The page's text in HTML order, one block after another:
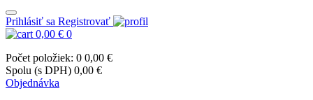
Prihlásiť sa Registrovať
0,00 € 0
Počet položiek: 0 0,00 €
Spolu (s DPH) 0,00 €
Objednávka